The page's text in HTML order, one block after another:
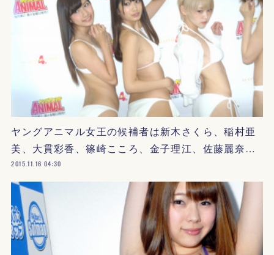
ヤングアニマル女王の候補者は新木さくら、稲村亜
美、大貫彩香、篠崎こころ、金子理江、佐藤麗奈…
2015.11.16 04:30